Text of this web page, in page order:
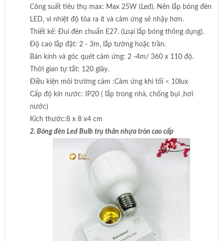
Công suất tiêu thụ max: Max 25W (Led). Nên lắp bóng đèn
LED, vì nhiệt độ tỏa ra ít và cảm ứng sẽ nhậy hơn.
Thiết kế: Đui đèn chuẩn E27. (Loại lắp bóng thông dụng).
Độ cao lắp đặt: 2 - 3m, lắp tường hoặc trần.
Bán kính và góc quét cảm ứng: 2 -4m/ 360 x 110 độ.
Thời gian tự tắt: 120 giây.
Điều kiện môi trường cảm :Cảm ứng khi tối < 10lux
Cấp độ kín nước: IP20 ( lắp trong nhà, chống bụi ,hơi
nước)
Kích thước:8 x 8 x4 cm
2. Bóng đèn Led Bulb trụ thân nhựa tròn cao cấp